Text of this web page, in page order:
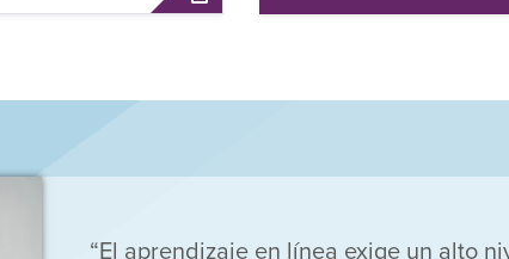
El aprendizaje en línea exige un alto